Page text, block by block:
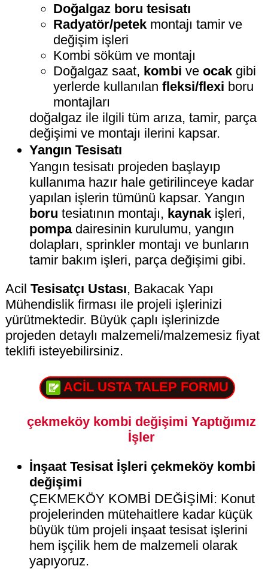
Doğalgaz boru tesisatı
Radyatör/petek montajı tamir ve
değişim işleri
Kombi söküm ve montajı
Doğalgaz saat, kombi veocak gibi
yerlerde kullanılanfleksi/flexi boru
montajları
doğalgaz ile ilgili tüm arıza, tamir, parça
değişimi ve montajı ilerini kapsar.
Yangın Tesisatı
Yangın tesisatı projeden başlayıp
kullanıma hazır hale getirilinceye kadar
yapılan işlerin tümünü kapsar. Yangın
boru tesiatının montajı, kaynak işleri,
pompadairesinin kurulumu, yangın
dolapları, sprinkler montajı ve bunların
tamir bakım işleri, parça değişimi gibi.
AcilTesisatçı Ustası, Bakacak Yapı
Mühendislik firması ile projeli işlerinizi
yürütmektedir. Büyük çaplı işlerinizde
projeden detaylı malzemeli/malzemesiz fiyat
teklifi isteyebilirsiniz.
ACİL USTA TALEP FORMU
çekmeköy kombi değişimi Yaptığımız
İşler
İnşaat Tesisat İşleri çekmeköy kombi
değişimi
ÇEKMEKÖY KOMBİ DEĞİŞİMİ: Konut
projelerinden mütehaitlere kadar küçük
büyük tüm projeli inşaat tesisat işlerini
hem işçilik hem de malzemeli olarak
yapıyoruz.